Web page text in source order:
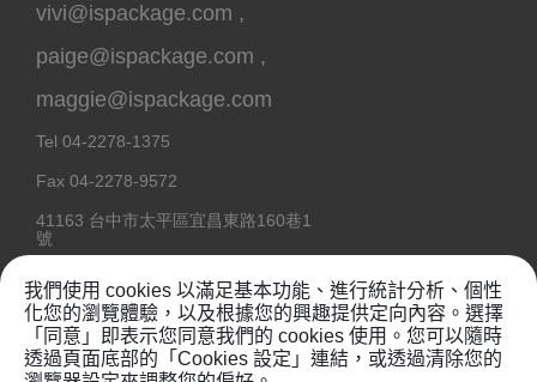
vivi@ispackage.com ,
paige@ispackage.com ,
maggie@ispackage.com
Tel 04-2278-1375
Fax 04-2278-9572
41163 台中市太平區宜昌東路160巷1
號
Copyright @ 2020鉦維塑膠工業有限公司
我們使用 cookies 以滿足基本功能、進行統計分析、個性
化您的瀏覽體驗，以及根據您的興趣提供定向內容。選擇
「同意」即表示您同意我們的 cookies 使用。您可以隨時
透過頁面底部的「Cookies 設定」連結，或透過清除您的